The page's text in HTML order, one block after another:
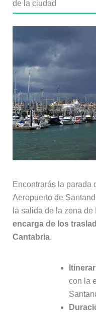
de la ciudad
Encontrarás la parada
Aeropuerto de
la salida de la zona de
encarga de los
Cantabria.
con la